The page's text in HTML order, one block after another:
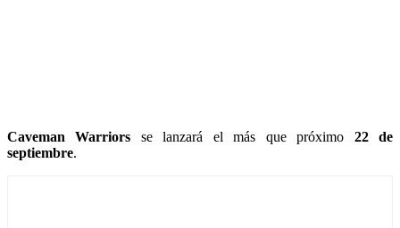
Caveman Warriors se lanzará el más que próximo 22 de
septiembre.